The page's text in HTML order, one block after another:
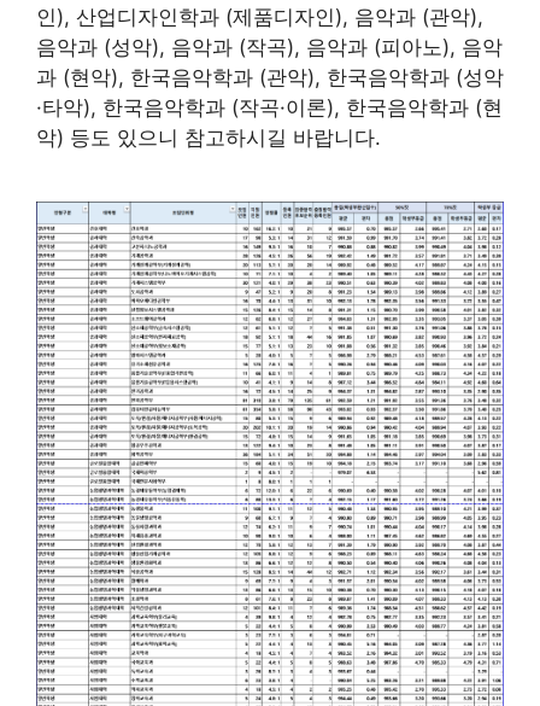
인), 산업디자인학과 (제품디자인), 음악과 (관악),
음악과 (성악), 음악과 (작곡), 음악과 (피아노), 음악
과 (현악), 한국음악학과 (관악), 한국음악학과 (성악
·타악), 한국음악학과 (작곡·이론), 한국음악학과 (현
악) 등도 있으니 참고하시길 바랍니다.